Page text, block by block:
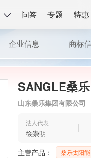
问答 专题 特惠
SANGLE桑乐
山东桑乐集团有限公司
法人代表
徐崇明
主营产品：
桑乐太阳能
企业信息 商标